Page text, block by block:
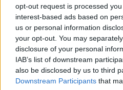
opt-out request is processed
interest-based ads based on
us or personal information
your opt-out. You may
disclosure of your personal
IAB’s list of downstream
also be disclosed by us to third
Downstream Participants that